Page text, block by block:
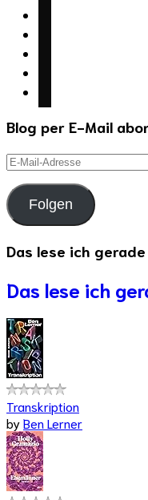
Blog per E-Mail
E-
Mail-
Adresse
Folgen
Das lese ich gerade
Das lese ich
Transkription
byBen Lerner